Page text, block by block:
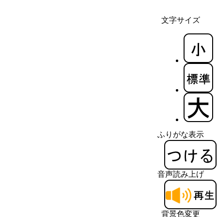
文字サイズ
ふりがな表示
音声読み上げ
背景色変更